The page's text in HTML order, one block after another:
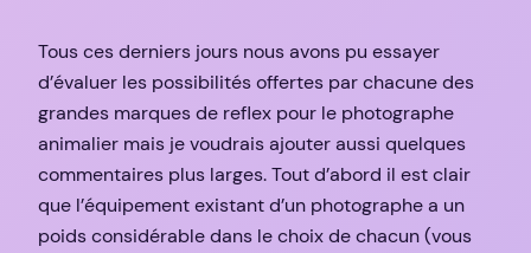
Tous ces derniers jours nous avons pu essayer
d’évaluer les possibilités offertes par chacune des
grandes marques de reflex pour le photographe
animalier mais je voudrais ajouter aussi quelques
commentaires plus larges. Tout d’abord il est clair
que l’équipement existant d’un photographe a un
poids considérable dans le choix de chacun (vous